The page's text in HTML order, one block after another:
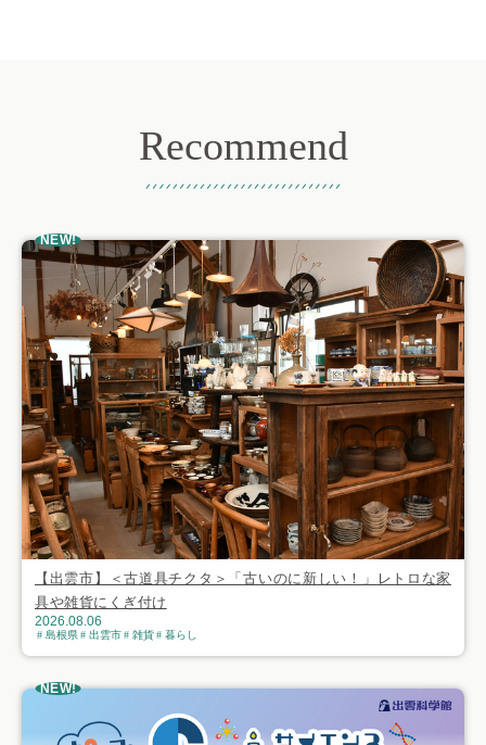
Recommend
NEW!
【出雲市】＜古道具チクタ＞「古いのに新しい！」レトロな家
具や雑貨にくぎ付け
2026.08.06
島根県 出雲市 雑貨 暮らし
NEW!